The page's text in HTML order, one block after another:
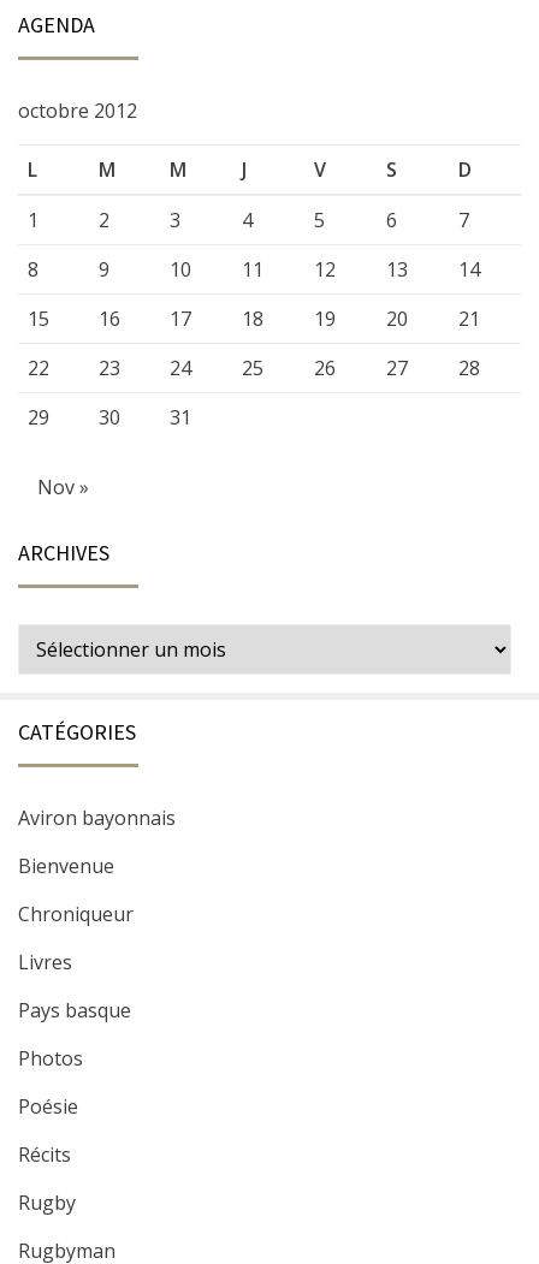
AGENDA
octobre 2012
L M M J V S
D
1
2 3 4 5 6
7
8
9 10 11 12 13
14
15
16 17 18 19 20
21
22
23 24 25 26 27
28
29
30 31
Nov »
ARCHIVES
Archives
CATÉGORIES
Aviron bayonnais
Bienvenue
Chroniqueur
Livres
Pays basque
Photos
Poésie
Récits
Rugby
Rugbyman